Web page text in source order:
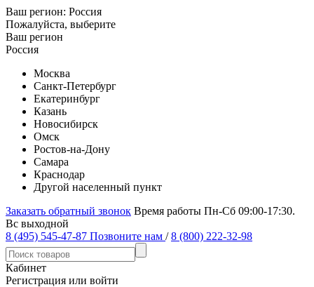
Ваш регион: Россия
Пожалуйста, выберите
Ваш регион
Россия
Москва
Санкт-Петербург
Екатеринбург
Казань
Новосибирск
Омск
Ростов-на-Дону
Самара
Краснодар
Другой населенный пункт
Заказать обратный звонок Время работы Пн-Сб 09:00-17:30.
Вс выходной
8 (495) 545-47-87 Позвоните нам / 8 (800) 222-32-98
Кабинет
Регистрация или войти